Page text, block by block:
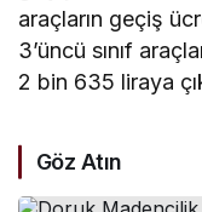
araçların geçiş
3’üncü sınıf
2 bin 635 liraya
Göz Atın